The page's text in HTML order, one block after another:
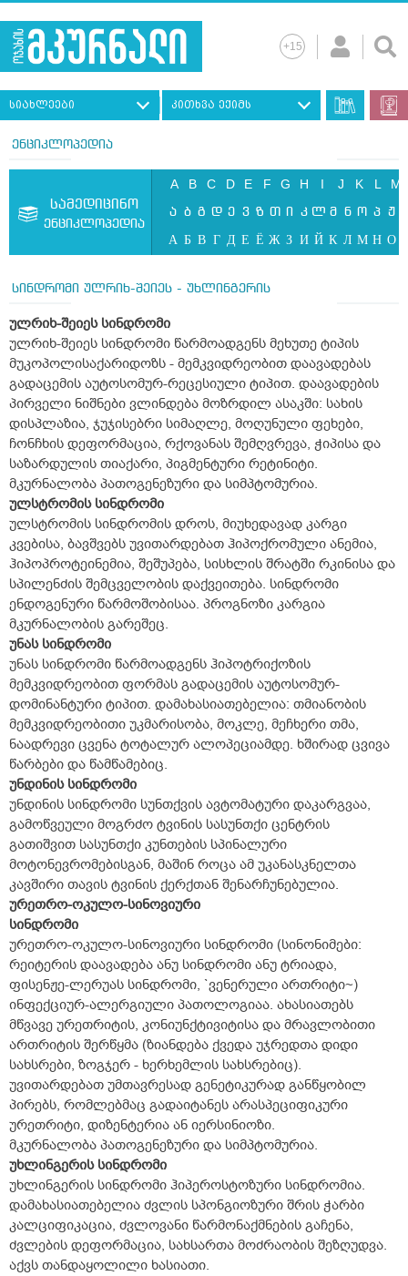
სიახლეები კითხვა ექიმს
ენციკლოპედია
სამედიცინო
ენციკლოპედია
A B C D E F G H I J K L M
ა ბ გ დ ე ვ ზ თ ი კ ლ მ ნ ო პ ჟ
А Б В Г Д Е Ё Ж З И Й К Л М Н О
სინდრომი ულრიხ-შეიეს - უხლინგერის
ულრიხ-შეიეს სინდრომი
ულრიხ-შეიეს სინდრომი წარმოადგენს მეხუთე ტიპის
მუკოპოლისაქარიდოზს - მემკვიდრეობით დაავადებას
გადაცემის აუტოსომურ-რეცესიული ტიპით. დაავადების
პირველი ნიშნები ვლინდება მოზრდილ ასაკში: სახის
დისპლაზია, ჯუჯისებრი სიმაღლე, მოღუნული ფეხები,
ჩონჩხის დეფორმაცია, რქოვანას შემღვრევა, ჭიპისა და
საზარდულის თიაქარი, პიგმენტური რეტინიტი.
მკურნალობა პათოგენეზური და სიმპტომურია.
ულსტრომის სინდრომი
ულსტრომის სინდრომის დროს, მიუხედავად კარგი
კვებისა, ბავშვებს უვითარდებათ ჰიპოქრომული ანემია,
ჰიპოპროტეინემია, შეშუპება, სისხლის შრატში რკინისა და
სპილენძის შემცველობის დაქვეითება. სინდრომი
ენდოგენური წარმოშობისაა. პროგნოზი კარგია
მკურნალობის გარეშეც.
უნას სინდრომი
უნას სინდრომი წარმოადგენს ჰიპოტრიქოზის
მემკვიდრეობით ფორმას გადაცემის აუტოსომურ-
დომინანტური ტიპით. დამახასიათებელია: თმიანობის
მემკვიდრეობითი უკმარისობა, მოკლე, მეჩხერი თმა,
ნაადრევი ცვენა ტოტალურ ალოპეციამდე. ხშირად ცვივა
წარბები და წამწამებიც.
უნდინის სინდრომი
უნდინის სინდრომი სუნთქვის ავტომატური დაკარგვაა,
გამოწვეული მოგრძო ტვინის სასუნთქი ცენტრის
გათიშვით სასუნთქი კუნთების სპინალური
მოტონევრომებისგან, მაშინ როცა ამ უკანასკნელთა
კავშირი თავის ტვინის ქერქთან შენარჩუნებულია.
ურეთრო-ოკულო-სინოვიური
სინდრომი
ურეთრო-ოკულო-სინოვიური სინდრომი (სინონიმები:
რეიტერის დაავადება ანუ სინდრომი ანუ ტრიადა,
ფისენჟე-ლერუას სინდრომი, `ვენერული ართრიტი~)
ინფექციურ-ალერგიული პათოლოგიაა. ახასიათებს
მწვავე ურეთრიტის, კონიუნქტივიტისა და მრავლობითი
ართრიტის შერწყმა (ზიანდება ქვედა უჯრედთა დიდი
სახსრები, ზოგჯერ - ხერხემლის სახსრებიც).
უვითარდებათ უმთავრესად გენეტიკურად განწყობილ
პირებს, რომლებმაც გადაიტანეს არასპეციფიკური
ურეთრიტი, დიზენტერია ან იერსინიოზი.
მკურნალობა პათოგენეზური და სიმპტომურია.
უხლინგერის სინდრომი
უხლინგერის სინდრომი ჰიპეროსტოზური სინდრომია.
დამახასიათებელია ძვლის სპონგიოზური შრის ჭარბი
კალციფიკაცია, ძვლოვანი წარმონაქმნების გაჩენა,
ძვლების დეფორმაცია, სახსართა მოძრაობის შეზღუდვა.
აქვს თანდაყოლილი ხასიათი.